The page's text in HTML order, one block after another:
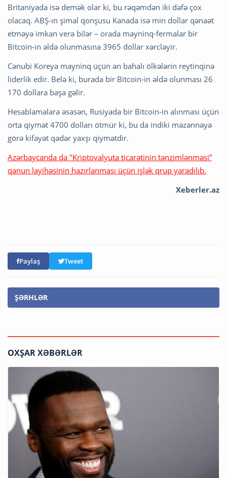
Britaniyada isə demək olar ki, bu rəqəmdən iki dəfə çox
olacaq. ABŞ-ın şimal qonşusu Kanada isə min dollar qənaət
etməyə imkan verə bilər – orada mayninq-fermalar bir
Bitcoin-in əldə olunmasına 3965 dollar xərcləyir.
Cənubi Koreya mayninq üçün ən bahalı ölkələrin reytinqinə
liderlik edir. Belə ki, burada bir Bitcoin-in əldə olunması 26
170 dollara başa gəlir.
Hesablamalara əsasən, Rusiyada bir Bitcoin-in alınması üçün
orta qiymət 4700 dolları ötmür ki, bu da indiki məzənnəyə
görə kifayət qədər yaxşı qiymətdir.
Azərbaycanda da "Kriptovalyuta ticarətinin tənzimlənməsi”
qanun layihəsinin hazırlanması üçün işlək qrup yaradılıb.
Xeberler.az
Paylaş Tweet
ŞƏRHLƏR
OXŞAR XƏBƏRLƏR